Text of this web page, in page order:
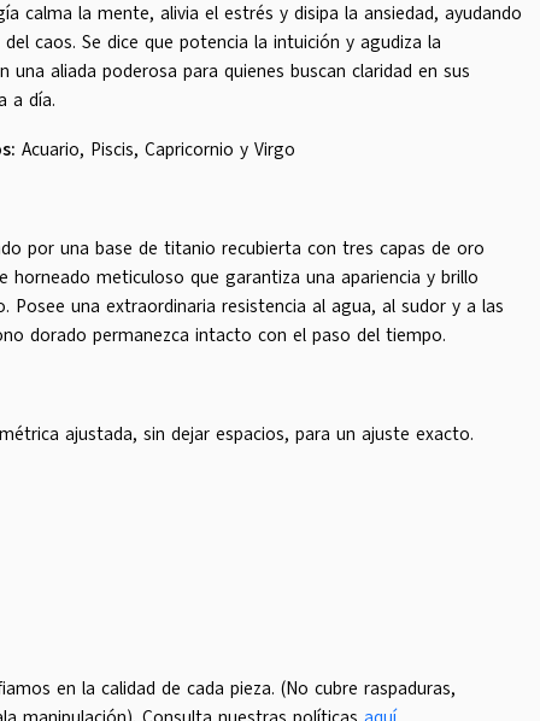
calma la mente, alivia el estrés y disipa la ansiedad, ayudando
caos. Se dice que potencia la intuición y agudiza la
una aliada poderosa para quienes buscan claridad en sus
a día.
Acuario, Piscis, Capricornio y Virgo
por una base de titanio recubierta con tres capas de oro
horneado meticuloso que garantiza una apariencia y brillo
Posee una extraordinaria resistencia al agua, al sudor y a las
dorado permanezca intacto con el paso del tiempo.
ajustada, sin dejar espacios, para un ajuste exacto.
en la calidad de cada pieza. (No cubre raspaduras,